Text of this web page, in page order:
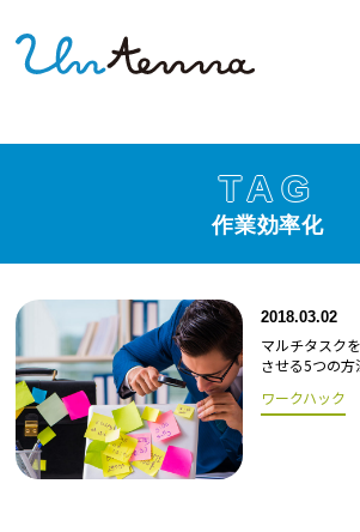
TAG
作業効率化
2018.03.02
マルチタスク
させる5つの方
ワークハック